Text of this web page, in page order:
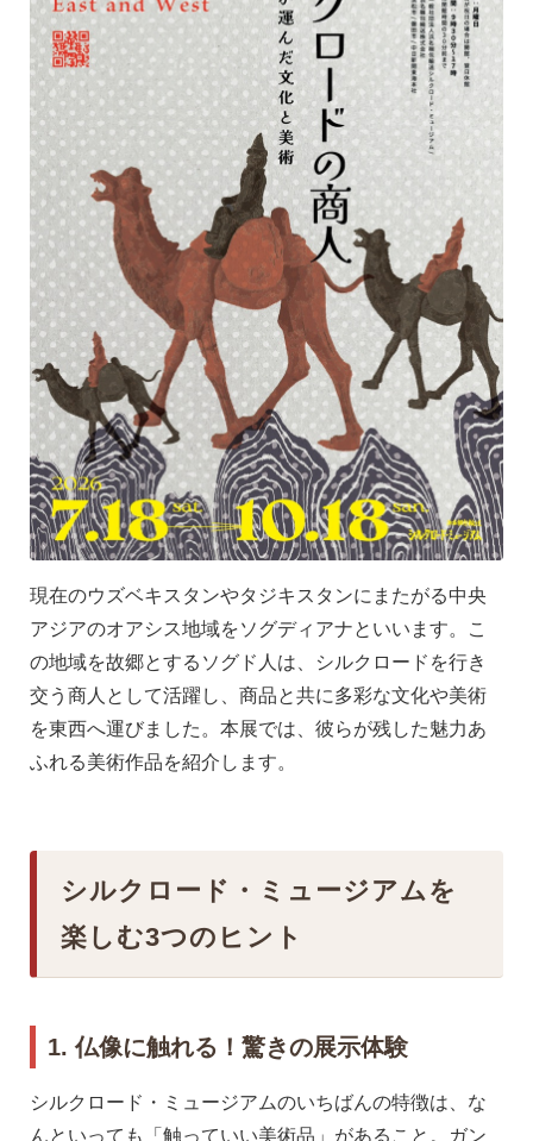
現在のウズベキスタンやタジキスタンにまたがる中央
アジアのオアシス地域をソグディアナといいます。こ
の地域を故郷とするソグド人は、シルクロードを行き
交う商人として活躍し、商品と共に多彩な文化や美術
を東西へ運びました。本展では、彼らが残した魅力あ
ふれる美術作品を紹介します。
シルクロード・ミュージアムを
楽しむ3つのヒント
1. 仏像に触れる！驚きの展示体験
シルクロード・ミュージアムのいちばんの特徴は、な
んといっても「触っていい美術品」があること。ガン